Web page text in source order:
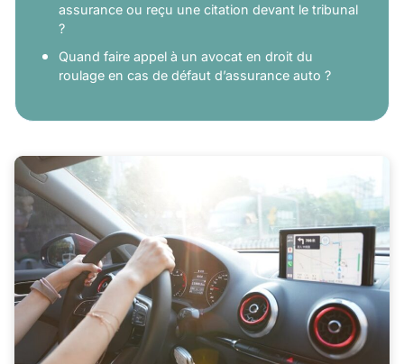
assurance ou reçu une citation devant le tribunal
?
Quand faire appel à un avocat en droit du
roulage en cas de défaut d’assurance auto ?